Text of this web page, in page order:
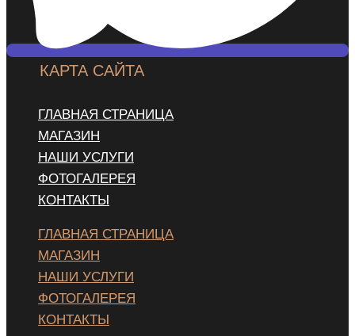
КАРТА САЙТА
ГЛАВНАЯ СТРАНИЦА
МАГАЗИН
НАШИ УСЛУГИ
ФОТОГАЛЕРЕЯ
КОНТАКТЫ
ГЛАВНАЯ СТРАНИЦА
МАГАЗИН
НАШИ УСЛУГИ
ФОТОГАЛЕРЕЯ
КОНТАКТЫ